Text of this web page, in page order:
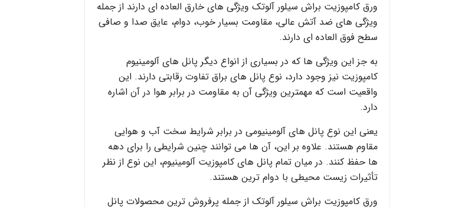
ورق کامپوزیت براش سیلور آلوتک‎ ویژگی های خارق العاده ای دارند از جمله
ویژگی های ضد آتش عالی، مقاومت بسیار خوب، دوام، عایق صدا و صافی
سطح فوق العاده ای دارند.
به جز این ویژگی ها که در بسیاری از انواع دیگر پانل های آلومینیوم
کامپوزیت نیز وجود دارد، نوع پانل های براق تفاوت رقابتی دارند. این
واقعیت است که مهمترین ویژگی آن به مقاومت در برابر هوا در آن اشاره
دارد.
یعنی این نوع پانل های آلومینیومی در برابر شرایط سخت آب و هوایی
مقاوم هستند. علاوه بر این، آن ها می توانند چنین شرایطی را برای دهه
ها حفظ کنند. در میان تمام پانل های کامپوزیت آلومینیوم، این نوع از نظر
تأثیرات زیست محیطی با دوام ترین هستند.
ورق کامپوزیت براش سیلور آلوتک‎ از جمله پرفروش ترین محصولات پانل